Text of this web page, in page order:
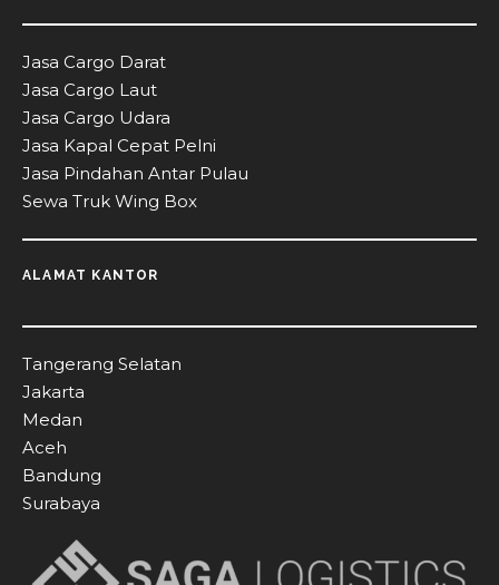
Jasa Cargo Darat
Jasa Cargo Laut
Jasa Cargo Udara
Jasa Kapal Cepat Pelni
Jasa Pindahan Antar Pulau
Sewa Truk Wing Box
ALAMAT KANTOR
Tangerang Selatan
Jakarta
Medan
Aceh
Bandung
Surabaya